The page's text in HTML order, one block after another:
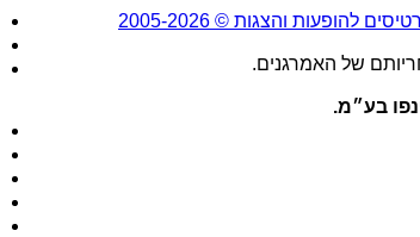
של האמרגנים.
בע״מ.